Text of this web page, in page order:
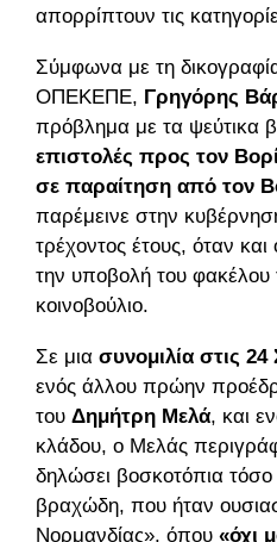
απορρίπτουν τις
Σύμφωνα με τη
ΟΠΕΚΕΠΕ, Γρηγόρης
πρόβλημα με τα ψεύτικα
επιστολές προς τον
σε παραίτηση από τον
παρέμεινε στην
τρέχοντος έτους, όταν και
την υποβολή του φακέλου
κοινοβούλιο.
Σε μια συνομιλία στις
ενός άλλου πρώην
του Δημήτρη Μελά, και
κλάδου, ο Μελάς
δηλώσει βοσκοτόπια
βραχώδη, που ήταν
Νορμανδίας», όπου «όχι